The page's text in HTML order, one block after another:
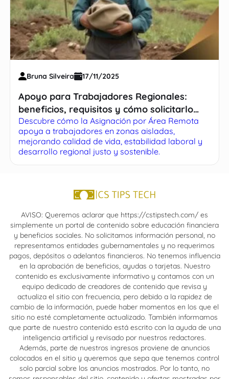
Bruna Silveira 17/11/2025
Apoyo para Trabajadores Regionales:
beneficios, requisitos y cómo solicitarlo
paso a paso
Descubre cómo la Asignación por Área Remota
apoya a trabajadores en zonas aisladas,
mejorando calidad de vida, estabilidad laboral y
desarrollo regional justo y sostenible.
AVISO: Queremos aclarar que https://cstipstech.com/ es
simplemente un portal de contenido sobre educación financiera
y beneficios sociales. No solicitamos información personal, no
representamos entidades gubernamentales y no requerimos
pagos, depósitos o adelantos financieros. No tenemos influencia
en la aprobación de beneficios, ayudas o tarjetas. Nuestro
contenido es exclusivamente informativo y contamos con un
equipo dedicado de creadores de contenido que revisa y
actualiza el sitio con frecuencia, pero debido a la rapidez de
cambio de la información, puede haber momentos en los que el
sitio no esté completamente actualizado. También informamos
que parte de nuestro contenido está escrito con la ayuda de una
inteligencia artificial y revisado por nuestros redactores.
Además, parte de nuestros ingresos proviene de anuncios
colocados en el sitio y queremos que sepa que tenemos control
solo parcial sobre los anuncios mostrados. Por lo tanto, no